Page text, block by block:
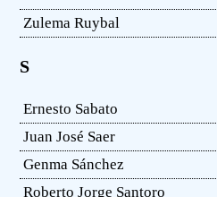
Zulema Ruybal
S
Ernesto Sabato
Juan José Saer
Genma Sánchez
Roberto Jorge Santoro